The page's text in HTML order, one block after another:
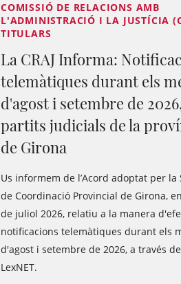
COMISSIÓ DE RELACIONS AMB
L'ADMINISTRACIÓ I LA JUSTÍCIA
TITULARS
La CRAJ Informa:
telemàtiques durant els
d'agost i setembre de
partits judicials de la
de Girona
Us informem de l’Acord adoptat per la
de Coordinació Provincial de Girona,
de juliol 2026, relatiu a la manera
notificacions telemàtiques durant els
d'agost i setembre de 2026, a través
LexNET.